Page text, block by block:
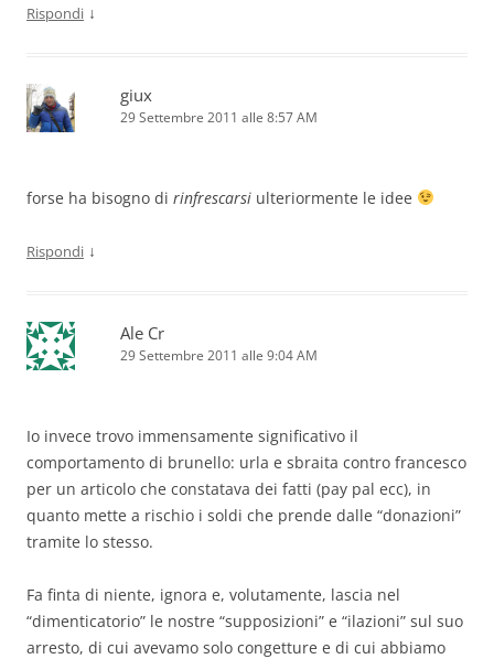
Rispondi ↓
giux
29 Settembre 2011 alle 8:57 AM
forse ha bisogno di rinfrescarsi ulteriormente le idee
Rispondi ↓
Ale Cr
29 Settembre 2011 alle 9:04 AM
Io invece trovo immensamente significativo il
comportamento di brunello: urla e sbraita contro francesco
per un articolo che constatava dei fatti (pay pal ecc), in
quanto mette a rischio i soldi che prende dalle “donazioni”
tramite lo stesso.
Fa finta di niente, ignora e, volutamente, lascia nel
“dimenticatorio” le nostre “supposizioni” e “ilazioni” sul suo
arresto, di cui avevamo solo congetture e di cui abbiamo